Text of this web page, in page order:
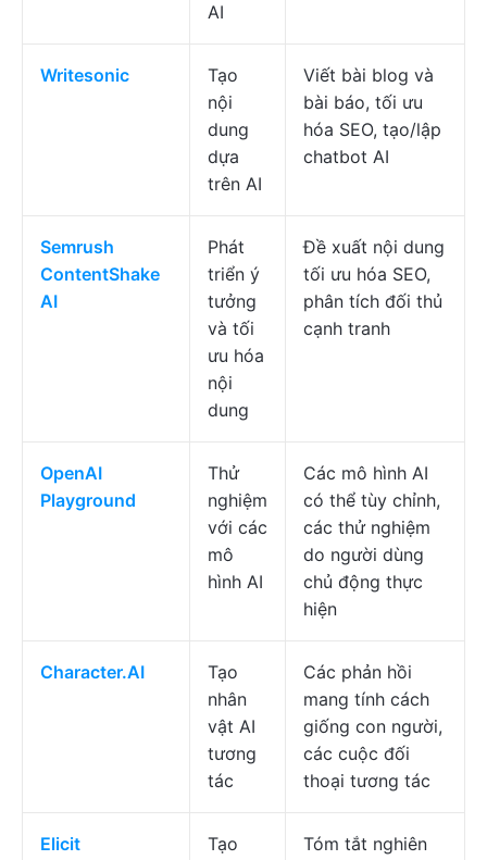
AI
Writesonic
Tạo
nội
dung
dựa
trên AI
Viết bài blog và
bài báo, tối ưu
hóa SEO, tạo/lập
chatbot AI
Semrush
ContentShake
AI
Phát
triển ý
tưởng
và tối
ưu hóa
nội
dung
Đề xuất nội dung
tối ưu hóa SEO,
phân tích đối thủ
cạnh tranh
OpenAI
Playground
Thử
nghiệm
với các
mô
hình AI
Các mô hình AI
có thể tùy chỉnh,
các thử nghiệm
do người dùng
chủ động thực
hiện
Character.AI
Tạo
nhân
vật AI
tương
tác
Các phản hồi
mang tính cách
giống con người,
các cuộc đối
thoại tương tác
Elicit Tạo Tóm tắt nghiên